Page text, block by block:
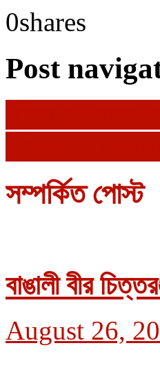
0shares
Post
সম্পর্কিত পোস্ট
বাঙালী বীর
August 26,